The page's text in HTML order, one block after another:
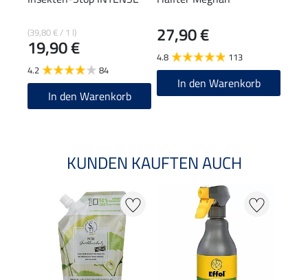
(39,80 € / 1 l)
19,90 €
4.2 84
In den Warenkorb
27,90 €
4.8 113
In den Warenkorb
KUNDEN KAUFTEN AUCH